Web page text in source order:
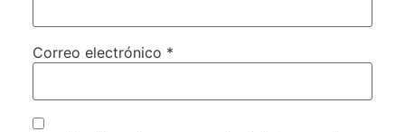
Correo electrónico *